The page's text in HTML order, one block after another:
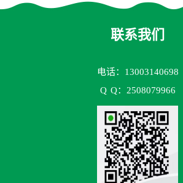
联系我们
电话：13003140698
Q Q：2508079966